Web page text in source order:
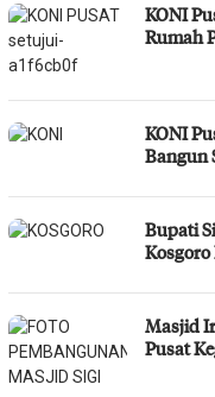
KONI
Rumah
KONI
Bangun
Bupati
Kosgoro
Masjid
Pusat